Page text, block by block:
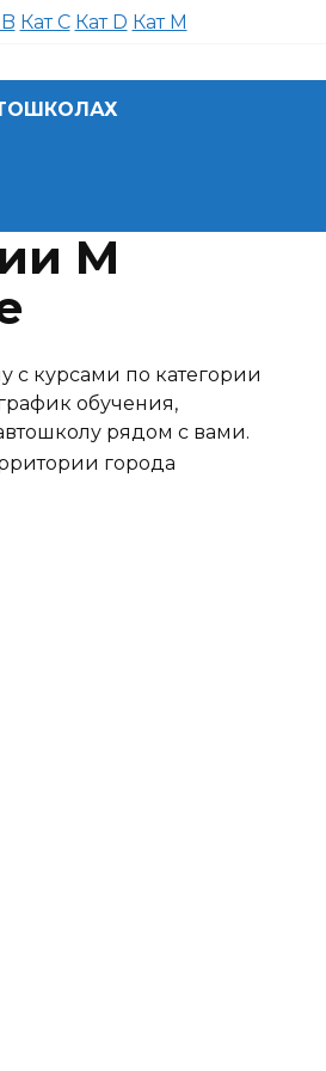
Кат C Кат D Кат M
M
с курсами по категории
обучения,
рядом с вами.
города